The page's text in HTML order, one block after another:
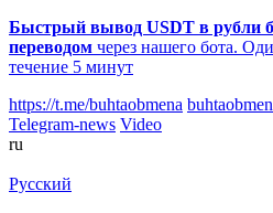
Быстрый вывод USDT в рубли
переводом через нашего бота.
течение 5 минут
https://t.me/buhtaobmena
Telegram-news Video
ru
Русский